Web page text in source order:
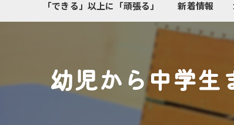
「できる」以上に「頑張る」 新着情報
幼児から中学生